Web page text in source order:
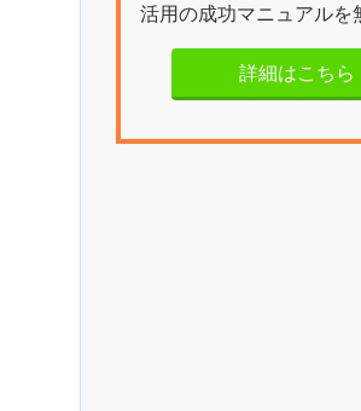
活用の成功マニュアルを
詳細はこちら